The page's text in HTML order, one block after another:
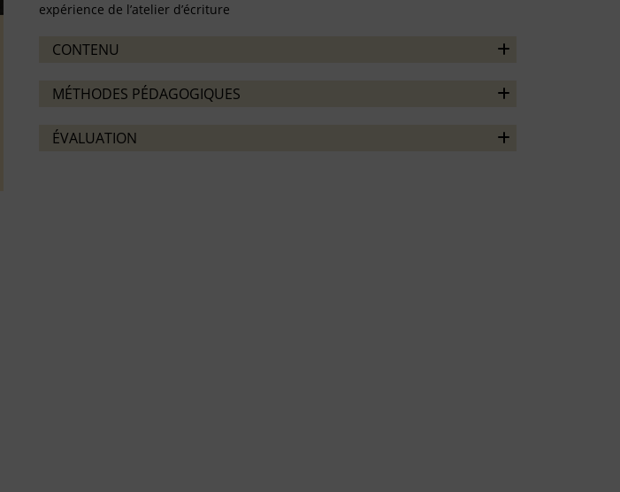
expérience de l’atelier d’écriture
CONTENU
MÉTHODES PÉDAGOGIQUES
ÉVALUATION